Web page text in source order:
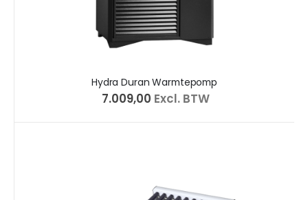
Hydra Duran Warmtepomp
€ 7.009,00 Excl. BTW